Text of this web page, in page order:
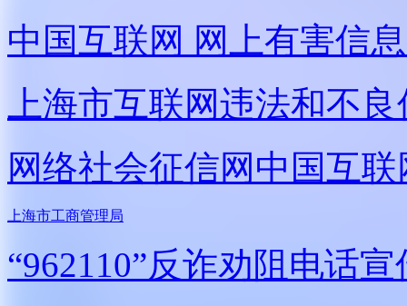
中国互联网 网上有害信
上海市互联网违法和不
网络社会征信网 中国互
上海市工商管理局
“962110”反诈劝阻电话宣